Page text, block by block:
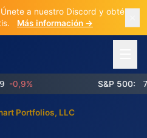
a nuestro Discord y obtén 3
Más información →
S&P 500:
Portfolios, LLC